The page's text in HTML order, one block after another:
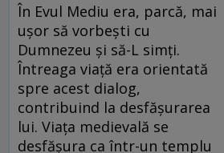
În Evul Mediu era, parcă, mai
ușor să vorbești cu
Dumnezeu și să-L simți.
Întreaga viață era orientată
spre acest dialog,
contribuind la desfășurarea
lui. Viața medievală se
desfășura ca într-un templu